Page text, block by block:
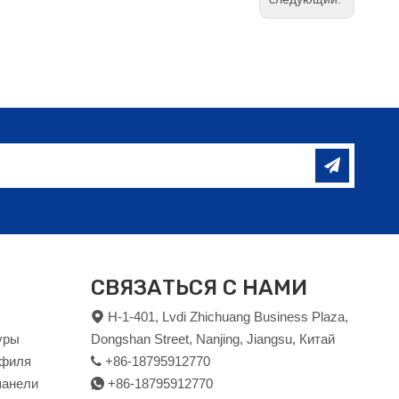
СВЯЗАТЬСЯ С НАМИ
 H-1-401, Lvdi Zhichuang Business Plaza,
Dongshan Street, Nanjing, Jiangsu, Китай
 +86-18795912770
 +86-18795912770